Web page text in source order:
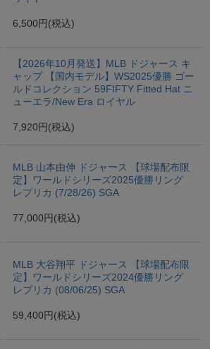
6,500円 (税込)
【2026年10月発送】MLB ドジャース キ
ャップ 【国内モデル】WS2025優勝 ゴー
ルドコレクション 59FIFTY Fitted Hat ニ
ューエラ/New Era ロイヤル
7,920円 (税込)
MLB 山本由伸 ドジャース 【球場配布限
定】ワールドシリーズ2025優勝リング
レプリカ (7/28/26) SGA
77,000円 (税込)
MLB 大谷翔平 ドジャース 【球場配布限
定】ワールドシリーズ2024優勝リング
レプリカ (08/06/25) SGA
59,400円 (税込)